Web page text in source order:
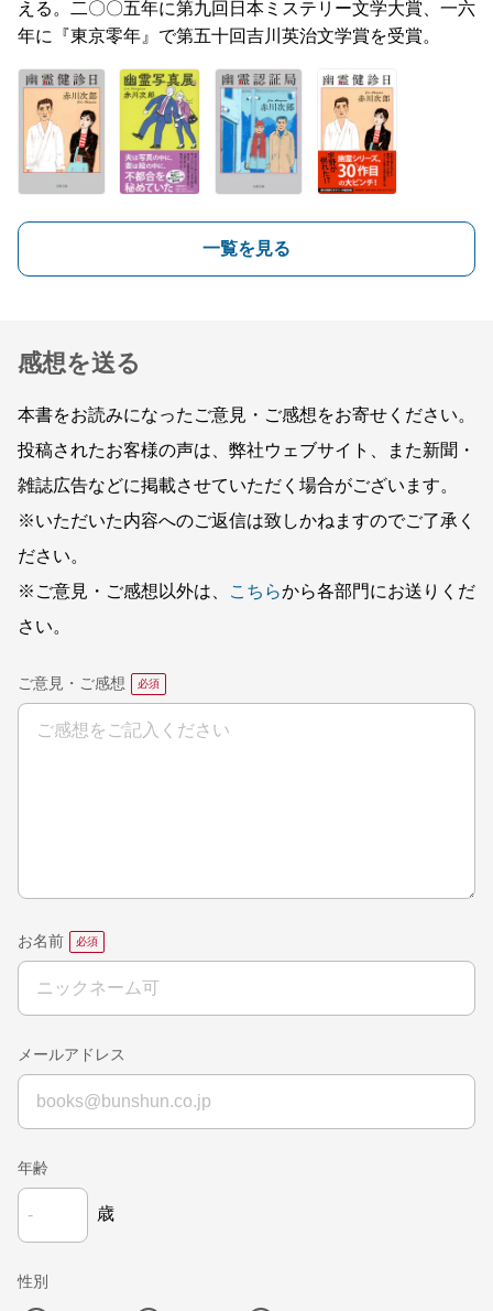
える。二〇〇五年に第九回日本ミステリー文学大賞、一六
年に『東京零年』で第五十回吉川英治文学賞を受賞。
一覧を見る
感想を送る
本書をお読みになったご意見・ご感想をお寄せください。
投稿されたお客様の声は、弊社ウェブサイト、また新聞・
雑誌広告などに掲載させていただく場合がございます。
※いただいた内容へのご返信は致しかねますのでご了承く
ださい。
※ご意見・ご感想以外は、
こちらから各部門にお送りくだ
さい。
ご意見・ご感想
お名前
メールアドレス
年齢
歳
性別